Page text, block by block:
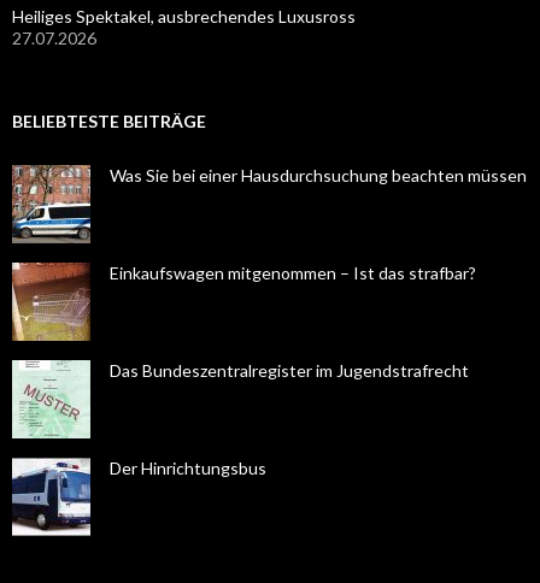
Heiliges Spektakel, ausbrechendes Luxusross
27.07.2026
BELIEBTESTE BEITRÄGE
Was Sie bei einer Hausdurchsuchung beachten müssen
Einkaufswagen mitgenommen – Ist das strafbar?
Das Bundeszentralregister im Jugendstrafrecht
Der Hinrichtungsbus